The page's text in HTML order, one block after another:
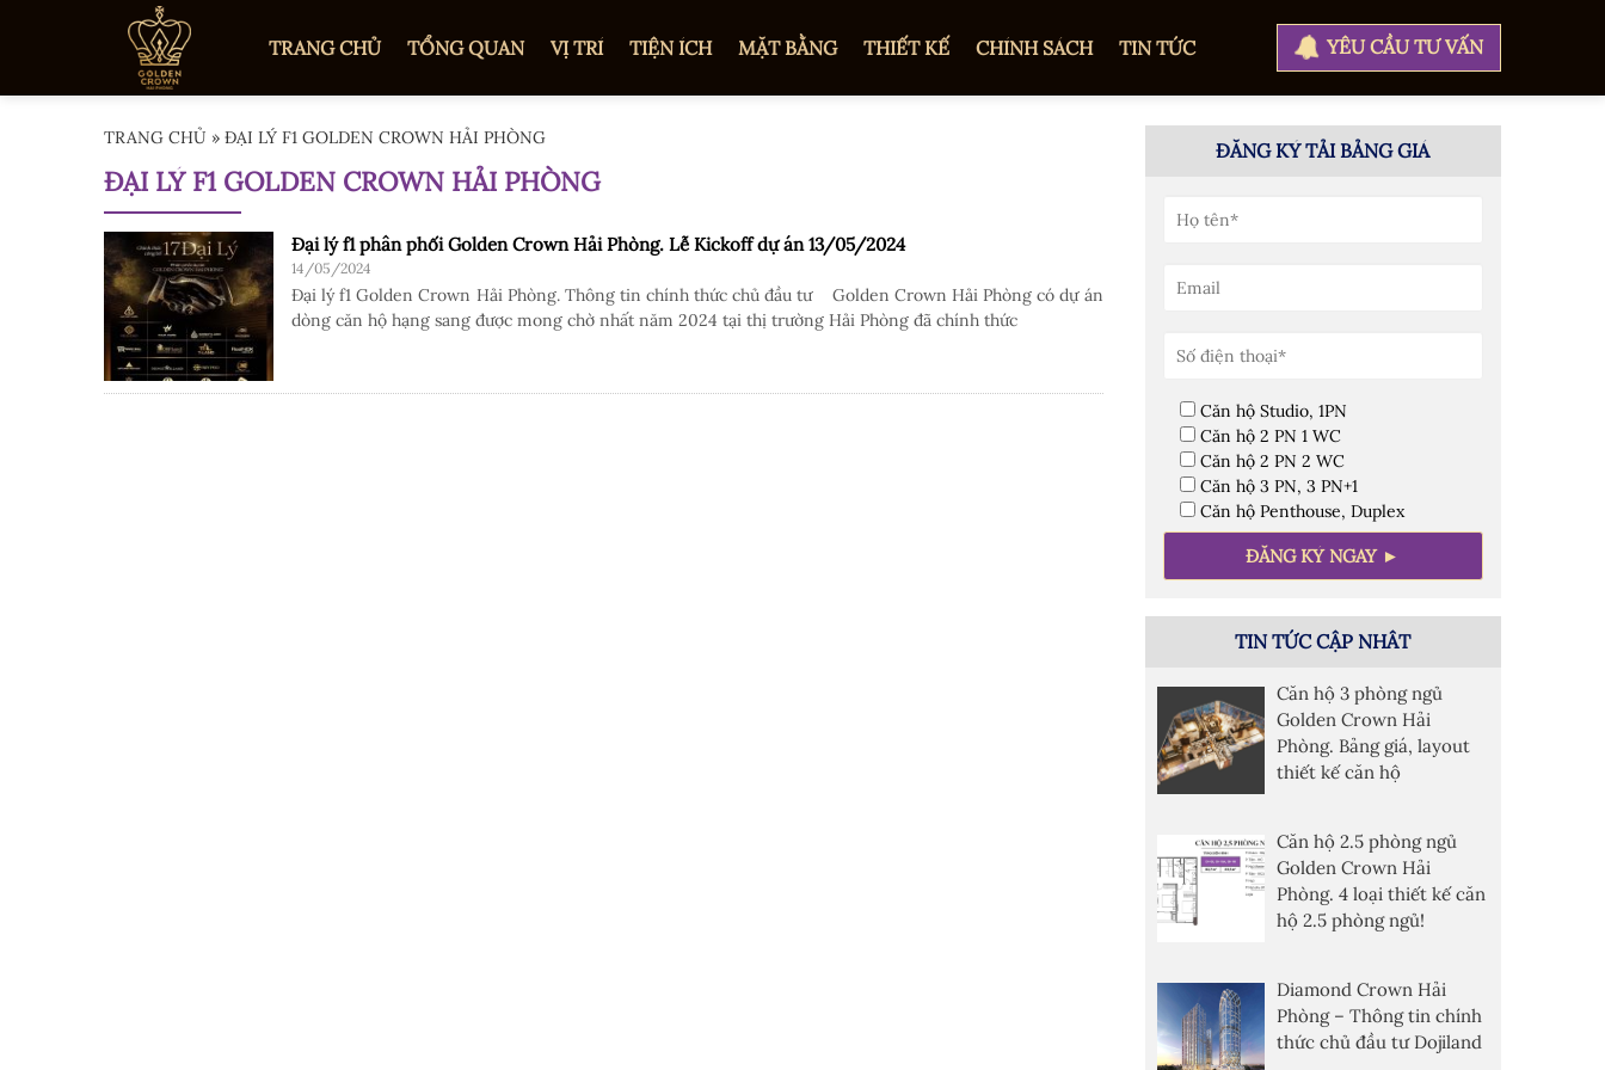
TRANG CHỦ TỔNG QUAN VỊ TRÍ TIỆN ÍCH MẶT BẰNG THIẾT KẾ CHÍNH SÁCH TIN TỨC YÊU CẦU TƯ VẤN
TRANG CHỦ » ĐẠI LÝ F1 GOLDEN CROWN HẢI PHÒNG
ĐẠI LÝ F1 GOLDEN CROWN HẢI PHÒNG
Đại lý f1 phân phối Golden Crown Hải Phòng. Lễ Kickoff dự án 13/05/2024
14/05/2024
Đại lý f1 Golden Crown Hải Phòng. Thông tin chính thức chủ đầu tư Golden Crown Hải Phòng có dự án
dòng căn hộ hạng sang được mong chờ nhất năm 2024 tại thị trường Hải Phòng đã chính thức
ĐĂNG KÝ TẢI BẢNG GIÁ
Căn hộ Studio, 1PN
Căn hộ 2 PN 1 WC
Căn hộ 2 PN 2 WC
Căn hộ 3 PN, 3 PN+1
Căn hộ Penthouse, Duplex
TIN TỨC CẬP NHÂT
Căn hộ 3 phòng ngủ
Golden Crown Hải
Phòng. Bảng giá, layout
thiết kế căn hộ
Căn hộ 2.5 phòng ngủ
Golden Crown Hải
Phòng. 4 loại thiết kế căn
hộ 2.5 phòng ngủ!
Diamond Crown Hải
Phòng – Thông tin chính
thức chủ đầu tư Dojiland